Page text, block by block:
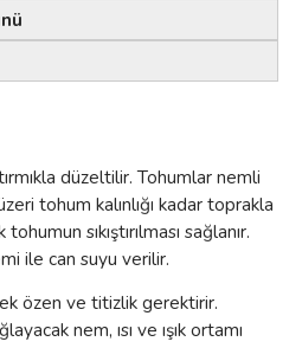
düzeltilir. Tohumlar nemli
tohum kalınlığı kadar toprakla
sıkıştırılması sağlanır.
ile can suyu verilir.
özen ve titizlik gerektirir.
nem, ısı ve ışık ortamı